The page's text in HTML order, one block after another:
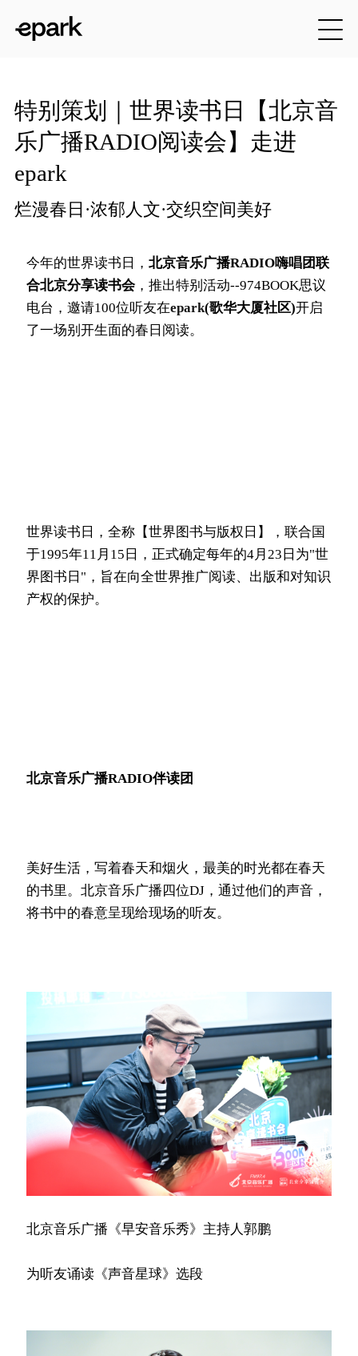
特别策划｜世界读书日【北京音
乐广播RADIO阅读会】走进
epark
烂漫春日·浓郁人文·交织空间美好
今年的世界读书日， 北京音乐广播RADIO嗨唱团联
合北京分享读书会，推出特别活动--974BOOK思议
电台，邀请100位听友在epark(歌华大厦社区)开启
了一场别开生面的春日阅读。
世界读书日，全称【世界图书与版权日】，联合国
于1995年11月15日，正式确定每年的4月23日为"世
界图书日"，旨在向全世界推广阅读、出版和对知识
产权的保护。
北京音乐广播RADIO伴读团
美好生活，写着春天和烟火，最美的时光都在春天
的书里。北京音乐广播四位DJ，通过他们的声音，
将书中的春意呈现给现场的听友。
北京音乐广播《早安音乐秀》主持人郭鹏
为听友诵读《声音星球》选段